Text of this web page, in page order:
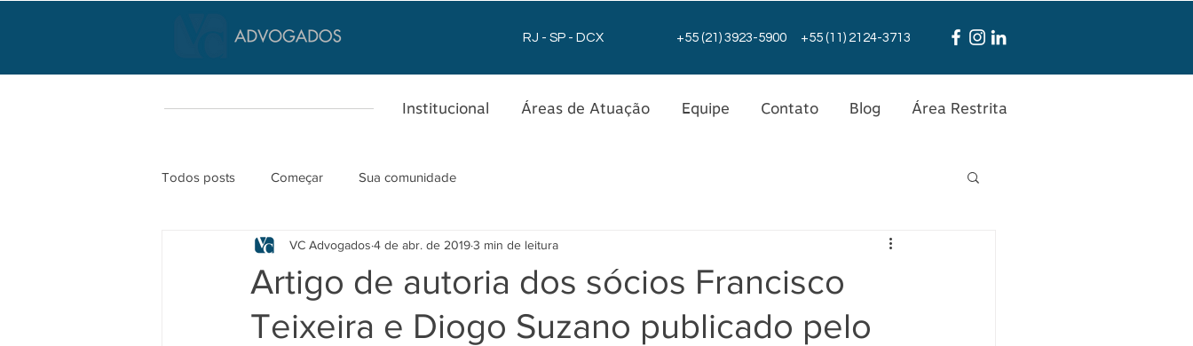
RJ - SP - DCX +55 (21) 3923-5900 +55 (11) 2124-3713
Institucional Áreas de Atuação Equipe Contato Blog Área Restrita
Todos posts Começar Sua comunidade
Artigo de autoria dos sócios Francisco
Teixeira e Diogo Suzano publicado pelo
VC Advogados 4 de abr. de 20193 min de leitura